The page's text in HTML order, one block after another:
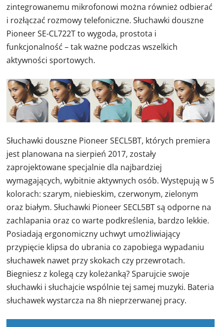
zintegrowanemu mikrofonowi można również odbierać
i rozłączać rozmowy telefoniczne. Słuchawki douszne
Pioneer SE-CL722T to wygoda, prostota i
funkcjonalność – tak ważne podczas wszelkich
aktywności sportowych.
Słuchawki douszne Pioneer SECL5BT, których premiera
jest planowana na sierpień 2017, zostały
zaprojektowane specjalnie dla najbardziej
wymagających, wybitnie aktywnych osób. Występują w 5
kolorach: szarym, niebieskim, czerwonym, zielonym
oraz białym. Słuchawki Pioneer SECL5BT są odporne na
zachlapania oraz co warte podkreślenia, bardzo lekkie.
Posiadają ergonomiczny uchwyt umożliwiający
przypięcie klipsa do ubrania co zapobiega wypadaniu
słuchawek nawet przy skokach czy przewrotach.
Biegniesz z kolegą czy koleżanką? Sparujcie swoje
słuchawki i słuchajcie wspólnie tej samej muzyki. Bateria
słuchawek wystarcza na 8h nieprzerwanej pracy.